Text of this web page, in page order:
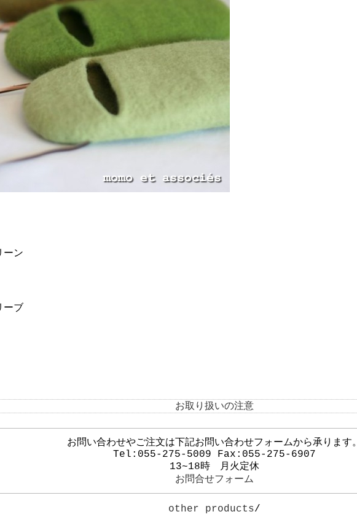
ーン
ーブ
お取り扱いの注意
お問い合わせやご注文は下記お問い合わせフォームから承ります。
Tel:055-275-5009 Fax:055-275-6907
13~18時 月火定休
お問合せフォーム
other products/